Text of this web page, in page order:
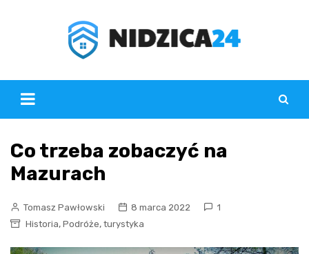
Co trzeba zobaczyć na
Mazurach
Tomasz Pawłowski 8 marca 2022
1
Historia, Podróże, turystyka